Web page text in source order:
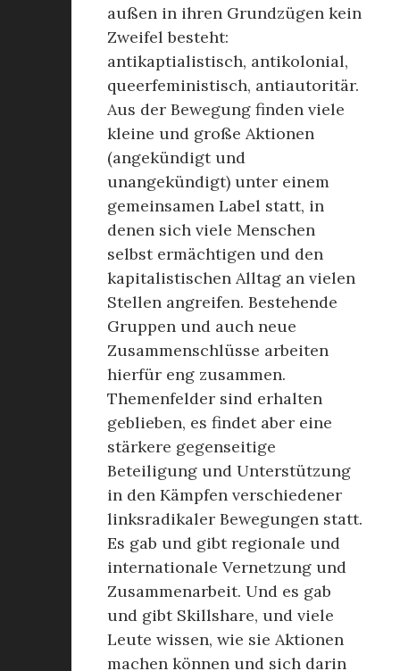
außen in ihren Grundzügen kein
Zweifel besteht:
antikaptialistisch, antikolonial,
queerfeministisch, antiautoritär.
Aus der Bewegung finden viele
kleine und große Aktionen
(angekündigt und
unangekündigt) unter einem
gemeinsamen Label statt, in
denen sich viele Menschen
selbst ermächtigen und den
kapitalistischen Alltag an vielen
Stellen angreifen. Bestehende
Gruppen und auch neue
Zusammenschlüsse arbeiten
hierfür eng zusammen.
Themenfelder sind erhalten
geblieben, es findet aber eine
stärkere gegenseitige
Beteiligung und Unterstützung
in den Kämpfen verschiedener
linksradikaler Bewegungen statt.
Es gab und gibt regionale und
internationale Vernetzung und
Zusammenarbeit. Und es gab
und gibt Skillshare, und viele
Leute wissen, wie sie Aktionen
machen können und sich darin